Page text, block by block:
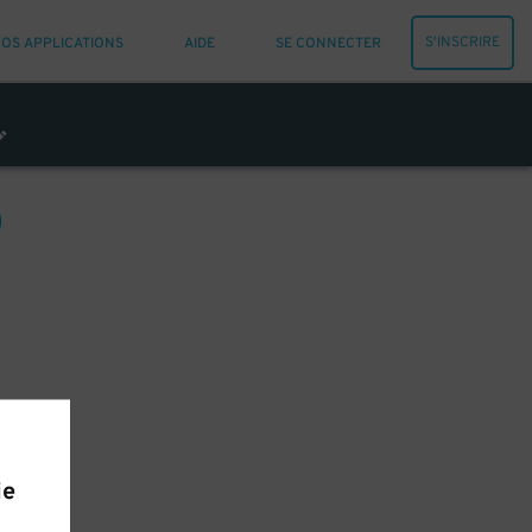
APPLICATIONS AIDE SE CONNECTER S'INSCRIRE